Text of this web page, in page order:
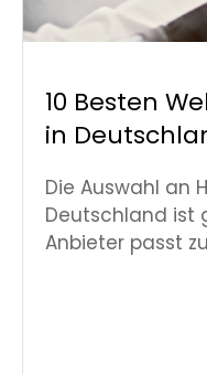
10 Besten
in
Die Auswahl an
Deutschland ist
Anbieter passt